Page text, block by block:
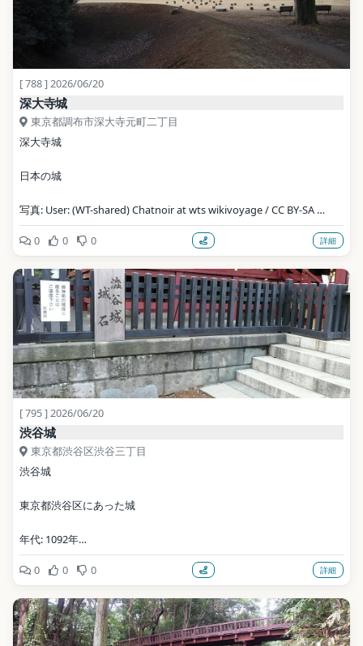
[ 788 ] 2026/06/20
深大寺城
東京都調布市深大寺元町二丁目
深大寺城
日本の城
写真: User: (WT-shared) Chatnoir at wts wikivoyage / CC BY-SA
3.0（Wikimedia Commons）
地点データ: Wikidata (CC0)
0 0 0 詳細
[ 795 ] 2026/06/20
渋谷城
東京都渋谷区渋谷三丁目
渋谷城
東京都渋谷区にあった城
年代: 1092年
写真: ペ有家音 / CC BY-SA 3.0（Wikimedia Commons）
地点データ: Wikidata (CC0)
0 0 0 詳細